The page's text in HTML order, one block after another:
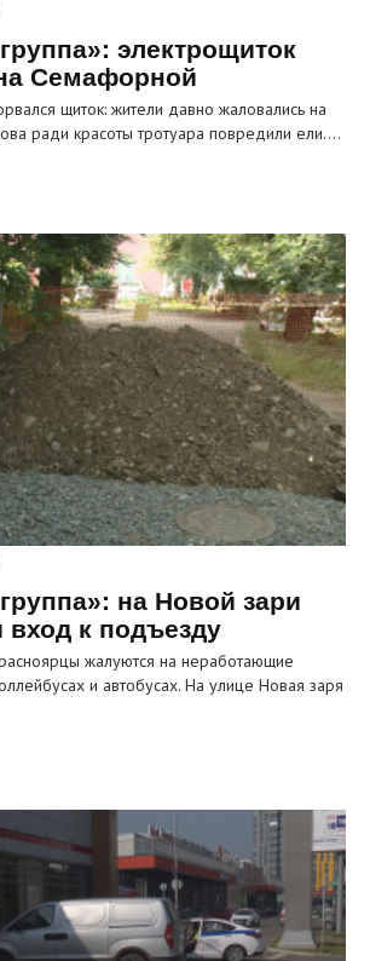
электрощиток
Семафорной
щиток: жители давно жаловались на
ради красоты тротуара повредили ели.…
на Новой зари
вход к подъезду
жалуются на неработающие
и автобусах. На улице Новая заря